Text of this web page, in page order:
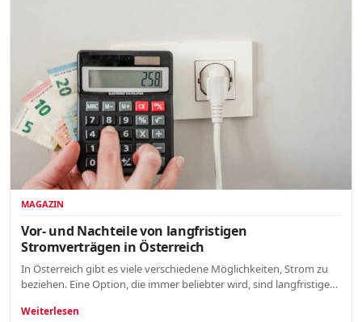
MAGAZIN
Vor- und Nachteile von langfristigen
Stromverträgen in Österreich
In Österreich gibt es viele verschiedene Möglichkeiten, Strom zu
beziehen. Eine Option, die immer beliebter wird, sind langfristige…
Weiterlesen